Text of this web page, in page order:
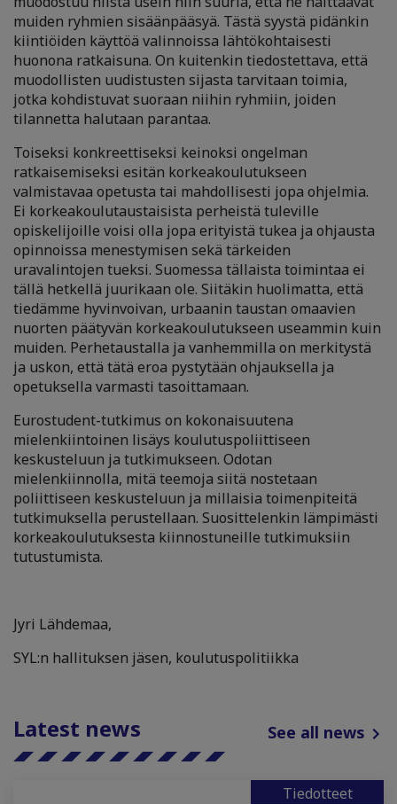
muiden ryhmien sisäänpääsyä. Tästä syystä pidänkin
kiintiöiden käyttöä valinnoissa lähtökohtaisesti
huonona ratkaisuna. On kuitenkin tiedostettava, että
muodollisten uudistusten sijasta tarvitaan toimia,
jotka kohdistuvat suoraan niihin ryhmiin, joiden
tilannetta halutaan parantaa.
Toiseksi konkreettiseksi keinoksi ongelman
ratkaisemiseksi esitän korkeakoulutukseen
valmistavaa opetusta tai mahdollisesti jopa ohjelmia.
Ei korkeakoulutaustaisista perheistä tuleville
opiskelijoille voisi olla jopa erityistä tukea ja ohjausta
opinnoissa menestymisen sekä tärkeiden
uravalintojen tueksi. Suomessa tällaista toimintaa ei
tällä hetkellä juurikaan ole. Siitäkin huolimatta, että
tiedämme hyvinvoivan, urbaanin taustan omaavien
nuorten päätyvän korkeakoulutukseen useammin kuin
muiden. Perhetaustalla ja vanhemmilla on merkitystä
ja uskon, että tätä eroa pystytään ohjauksella ja
opetuksella varmasti tasoittamaan.
Eurostudent-tutkimus on kokonaisuutena
mielenkiintoinen lisäys koulutuspoliittiseen
keskusteluun ja tutkimukseen. Odotan
mielenkiinnolla, mitä teemoja siitä nostetaan
poliittiseen keskusteluun ja millaisia toimenpiteitä
tutkimuksella perustellaan. Suosittelenkin lämpimästi
korkeakoulutuksesta kiinnostuneille tutkimuksiin
tutustumista.
Jyri Lähdemaa,
SYL:n hallituksen jäsen, koulutuspolitiikka
Latest news See all news
Tiedotteet